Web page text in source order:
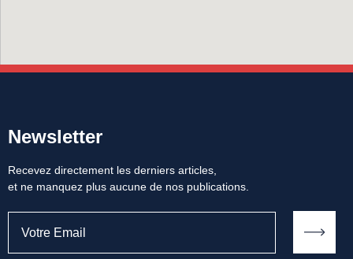
Newsletter
Recevez directement les derniers articles,
et ne manquez plus aucune de nos publications.